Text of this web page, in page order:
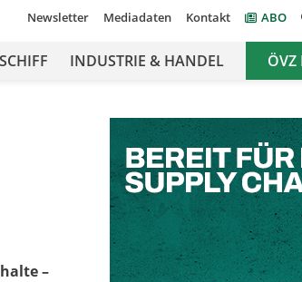
Newsletter Mediadaten Kontakt ABO
INDUSTRIE & HANDEL ÖVZ
–